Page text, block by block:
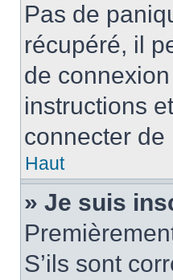
Pas de
récupéré, il
de
instructions
connecter
Haut
» Je suis
S’ils sont